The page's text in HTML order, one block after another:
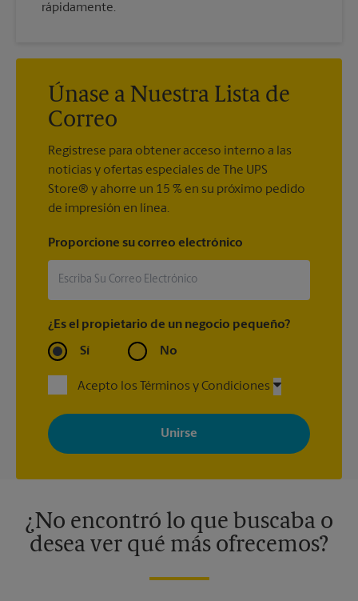
rápidamente.
Únase a Nuestra Lista de
Correo
Regístrese para obtener acceso interno a las
noticias y ofertas especiales de The UPS
Store® y ahorre un 15 % en su próximo pedido
de impresión en línea.
Proporcione su correo electrónico
¿Es el propietario de un negocio pequeño?
Sí No
Acepto los Términos y Condiciones
Al registrarse, acepta recibir correos electrónicos de The UPS
Store con noticias, ofertas especiales, promociones y mensajes
adaptados a sus intereses. Puede darse de baja en cualquier
momento. Para más información, consulte nuestra política de
¿No encontró lo que buscaba o
desea ver qué más ofrecemos?